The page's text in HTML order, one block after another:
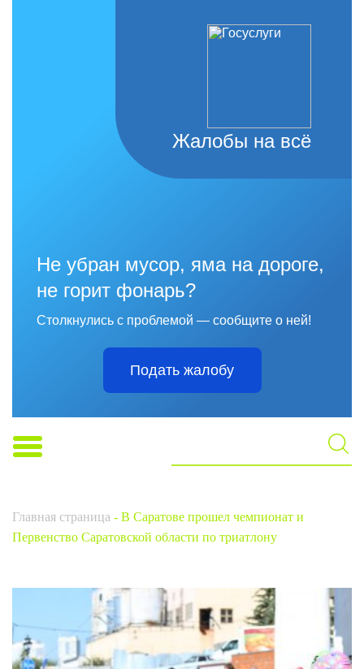
Жалобы на всё
Не убран мусор, яма на дороге,
не горит фонарь?
Столкнулись с проблемой — сообщите о ней!
Подать жалобу
Главная страница - В Саратове прошел чемпионат и
Первенство Саратовской области по триатлону